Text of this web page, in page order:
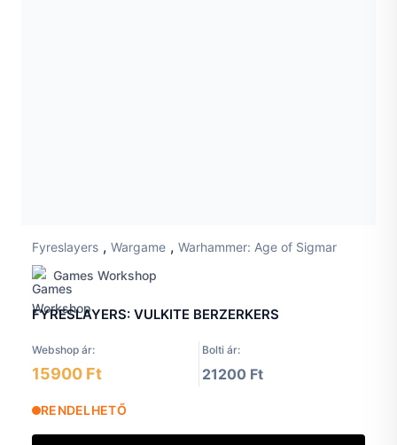
Fyreslayers , Wargame , Warhammer: Age of Sigmar
Games Workshop
FYRESLAYERS: VULKITE BERZERKERS
Webshop ár: Bolti ár:
15900 Ft 21200 Ft
RENDELHETŐ